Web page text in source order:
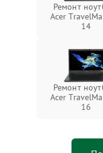
Ремонт
Acer
14
Ремонт
Acer
16